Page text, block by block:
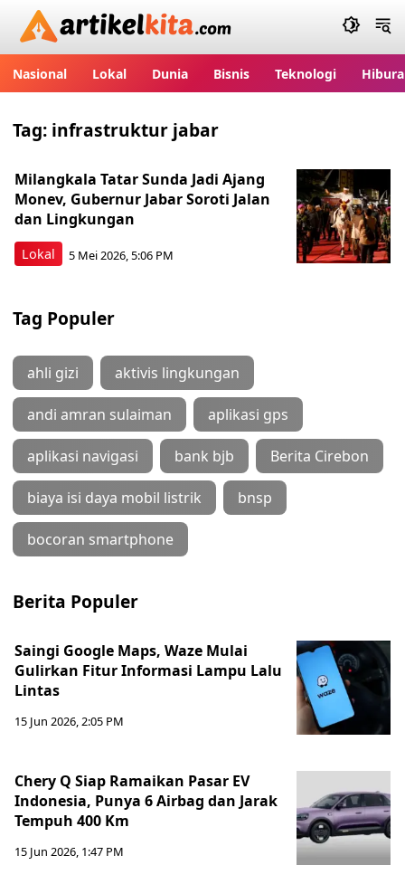
Artikelkita.com
Nasional Lokal Dunia Bisnis Teknologi
Tag: infrastruktur jabar
Lokal
Milangkala Tatar Sunda Jadi Ajang
Monev, Gubernur Jabar Soroti Jalan
dan Lingkungan
5 Mei 2026, 5:06 PM
Tag Populer
ahli gizi aktivis lingkungan
andi amran sulaiman aplikasi gps
aplikasi navigasi bank bjb Berita Cirebon
biaya isi daya mobil listrik bnsp
bocoran smartphone
Berita Populer
Saingi Google Maps, Waze Mulai
Gulirkan Fitur Informasi Lampu Lalu
Lintas
15 Jun 2026, 2:05 PM
Chery Q Siap Ramaikan Pasar EV
Indonesia, Punya 6 Airbag dan Jarak
Tempuh 400 Km
15 Jun 2026, 1:47 PM